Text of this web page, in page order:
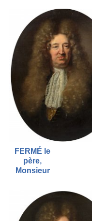
FERMÉ le
père,
Monsieur